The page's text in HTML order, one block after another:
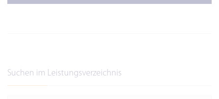
Suchen im Leistungsverzeichnis